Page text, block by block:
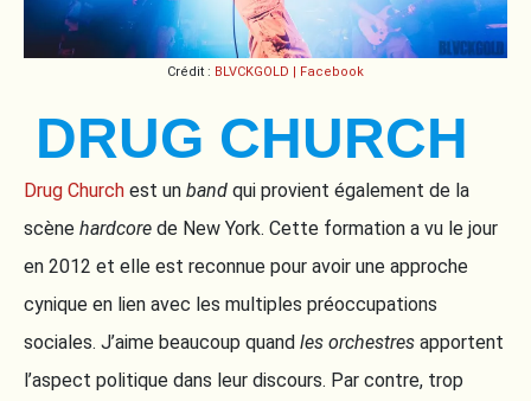
Crédit : BLVCKGOLD | Facebook
DRUG CHURCH
Drug Church est un band qui provient également de la
scène hardcore de New York. Cette formation a vu le jour
en 2012 et elle est reconnue pour avoir une approche
cynique en lien avec les multiples préoccupations
sociales. J’aime beaucoup quand les orchestres apportent
l’aspect politique dans leur discours. Par contre, trop